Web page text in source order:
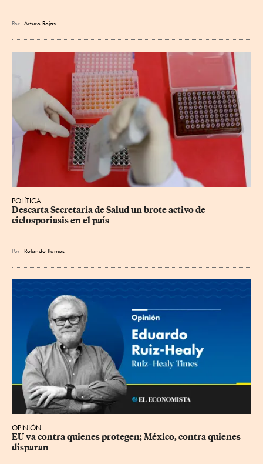
Por Arturo Rojas
POLÍTICA
Descarta Secretaría de Salud un brote activo de
ciclosporiasis en el país
Por Rolando Ramos
OPINIÓN
EU va contra quienes protegen; México, contra quienes
disparan